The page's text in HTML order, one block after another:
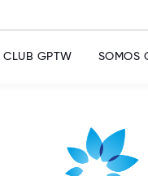
CLUB GPTW SOMOS